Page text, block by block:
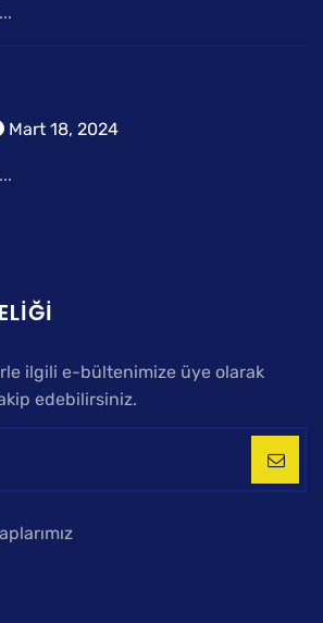
Mart 18, 2024
ilgili e-bültenimize üye olarak
edebilirsiniz.